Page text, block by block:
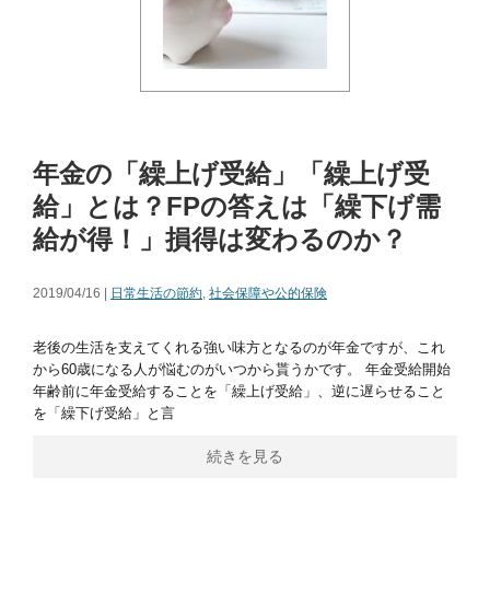
年金の「繰上げ受給」「繰上げ受
給」とは？FPの答えは「繰下げ需
給が得！」損得は変わるのか？
2019/04/16 | 日常生活の節約, 社会保障や公的保険
老後の生活を支えてくれる強い味方となるのが年金ですが、これ
から60歳になる人が悩むのがいつから貰うかです。 年金受給開始
年齢前に年金受給することを「繰上げ受給」、逆に遅らせること
を「繰下げ受給」と言
続きを見る